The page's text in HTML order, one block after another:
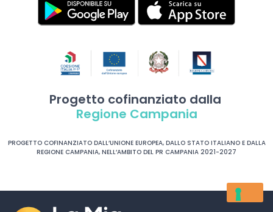
Progetto cofinanziato dalla
Regione Campania
PROGETTO COFINANZIATO DALL’UNIONE EUROPEA, DALLO STATO ITALIANO E DALLA
REGIONE CAMPANIA, NELL’AMBITO DEL PR CAMPANIA 2021-2027